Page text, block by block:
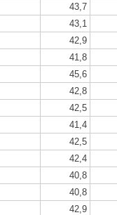
43,7
43,1
42,9
41,8
45,6
42,8
42,5
41,4
42,5
42,4
40,8
40,8
42,9